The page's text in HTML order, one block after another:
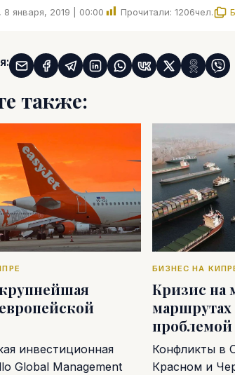
8 января, 2019 | 00:00 Прочитали: 1206чел.
также:
инвестиционная
Global Management
БИЗНЕС НА
Кризис на
маршрутах
Конфликты в
Красном и